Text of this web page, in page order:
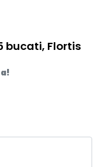
bucati, Flortis